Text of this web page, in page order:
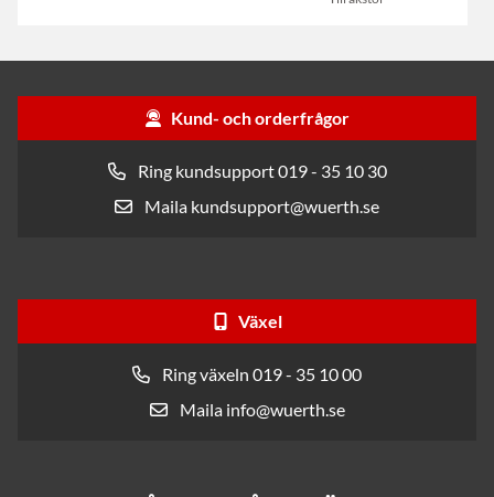
Kund- och orderfrågor
Ring kundsupport 019 - 35 10 30
Maila kundsupport@wuerth.se
Växel
Ring växeln 019 - 35 10 00
Maila info@wuerth.se